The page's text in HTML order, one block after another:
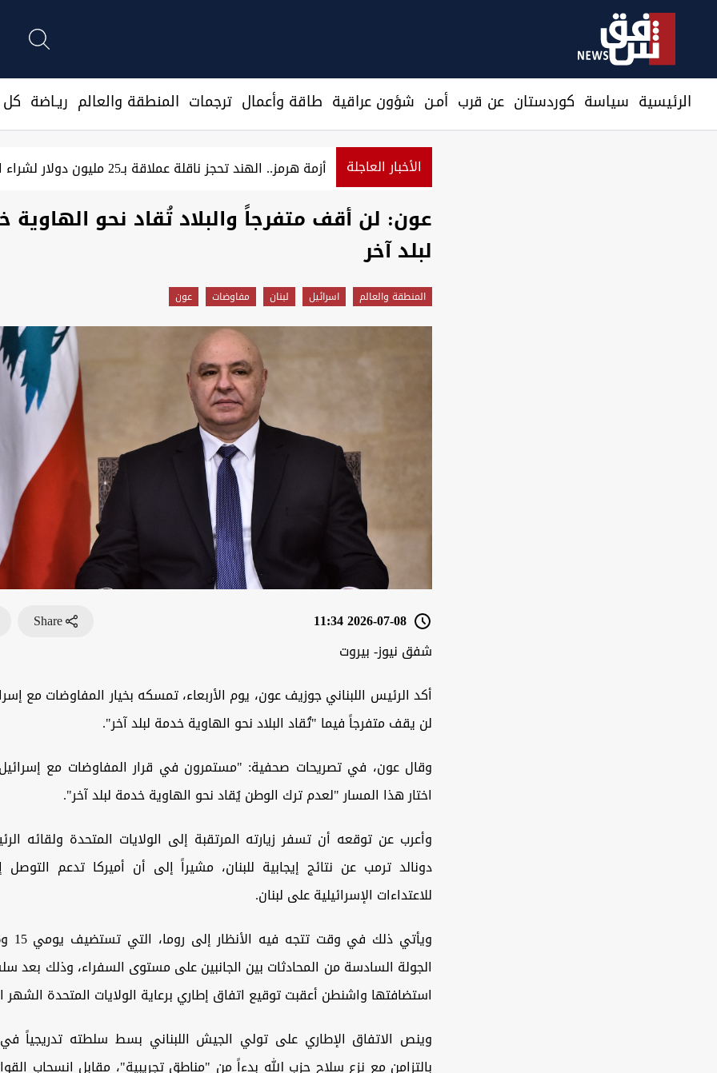
الرئيسية سیاسة كوردستان عن قرب أمـن شؤون عراقية طاقة وأعمال ترجمات المنطقة والعالم ريـاضة كل
الأخبار العاجلة
التعاون النفطي مع العراق يخفف أزمة الطاقة ويمهد لشراكة استراتيجيةأزمة هرمز.. الهند تحجز ناقلة عملاقة بـ25 مليون دولار لشراء النفط العراقي
عون: لن أقف متفرجاً والبلاد تُقاد نحو الهاوية
لبلد آخر
المنطقة والعالم اسرائيل لبنان مفاوضات عون
2026-07-08 11:34
Share
شفق نيوز- بيروت
أكد الرئيس اللبناني جوزيف عون، يوم الأربعاء، تمسكه بخيار المفاوضات مع
لن يقف متفرجاً فيما "تُقاد البلاد نحو الهاوية خدمة لبلد آخر".
وقال عون، في تصريحات صحفية: "مستمرون في قرار المفاوضات مع
اختار هذا المسار "لعدم ترك الوطن يُقاد نحو الهاوية خدمة لبلد آخر".
وأعرب عن توقعه أن تسفر زيارته المرتقبة إلى الولايات المتحدة ولقائه
دونالد ترمب عن نتائج إيجابية للبنان، مشيراً إلى أن أميركا تدعم
للاعتداءات الإسرائيلية على لبنان.
الجولة السادسة من المحادثات بين الجانبين على مستوى السفراء، وذلك بعد
استضافتها واشنطن أعقبت توقيع اتفاق إطاري برعاية الولايات المتحدة
وينص الاتفاق الإطاري على تولي الجيش اللبناني بسط سلطته تدريجياً في
بالتزامن مع نزع سلاح حزب الله بدءاً من "مناطق تجريبية"، مقابل انسحاب